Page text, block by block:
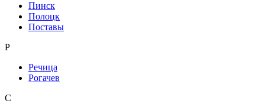
Пинск
Полоцк
Поставы
Р
Речица
Рогачев
С